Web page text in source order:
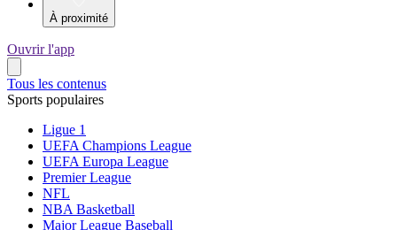
À proximité
Ouvrir l'app
Tous les contenus
Sports populaires
Ligue 1
UEFA Champions League
UEFA Europa League
Premier League
NFL
NBA Basketball
Major League Baseball